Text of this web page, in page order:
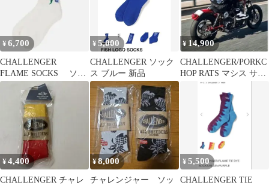
¥6,700
CHALLENGER
FLAME SOCKS ソッ
クス
¥5,000
CHALLENGER ソック
ス ブルー 新品
¥ 14,900
CHALLENGER/PORKC
HOP RATS マシス サム
ズ ネイバーフッド
¥4,400
CHALLENGER チャレ
¥8,000
チャレンジャー ソッ
¥5,500
CHALLENGER TIE